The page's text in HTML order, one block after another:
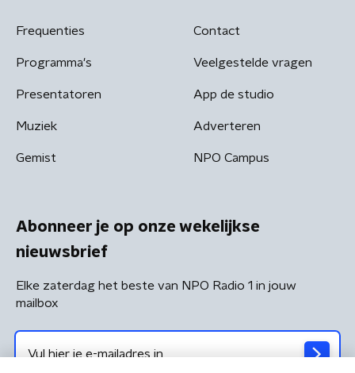
Frequenties
Programma's
Presentatoren
Muziek
Gemist
Contact
Veelgestelde vragen
App de studio
Adverteren
NPO Campus
Abonneer je op onze wekelijkse
nieuwsbrief
Elke zaterdag het beste van NPO Radio 1 in jouw
mailbox